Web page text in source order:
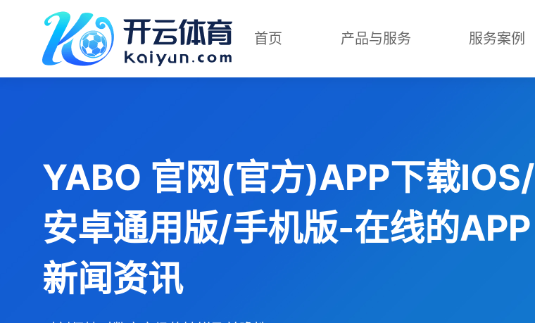
首页 产品与服务 服务案例
YABO 官网(官方)APP下载IOS/
安卓通用版/手机版-在线的APP
新闻资讯